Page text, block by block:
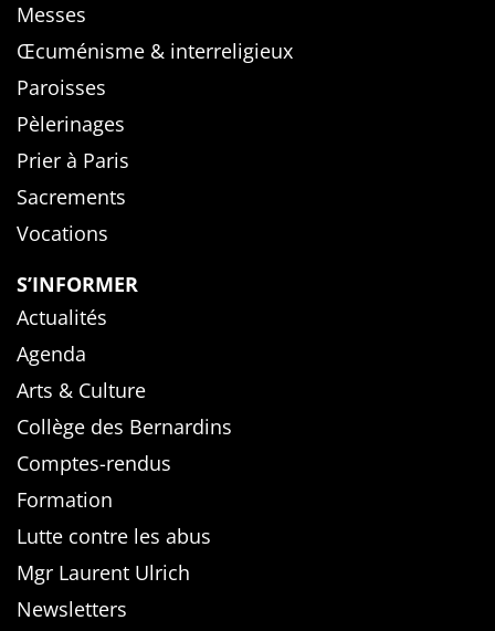
Messes
Œcuménisme & interreligieux
Paroisses
Pèlerinages
Prier à Paris
Sacrements
Vocations
S’INFORMER
Actualités
Agenda
Arts & Culture
Collège des Bernardins
Comptes-rendus
Formation
Lutte contre les abus
Mgr Laurent Ulrich
Newsletters